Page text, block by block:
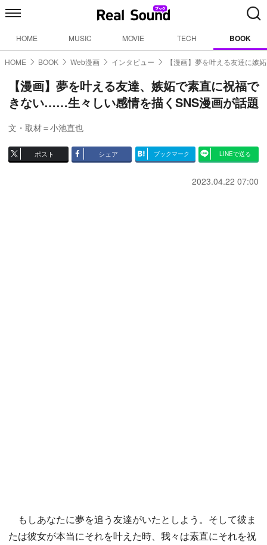
HOME MUSIC MOVIE TECH BOOK
HOME BOOK Web漫画 インタビュー 【漫画】夢を叶える友達に嫉妬
【漫画】夢を叶える友達、嫉妬で素直に祝福で
きない……生々しい感情を描くSNS漫画が話題
文・取材＝小池直也
ポスト シェア ブックマーク LINEで送る
2023.04.22 07:00
もしあなたに夢を追う友達がいたとしよう。そして彼ま
たは彼女が本当にそれを叶えた時、我々は素直にそれを祝